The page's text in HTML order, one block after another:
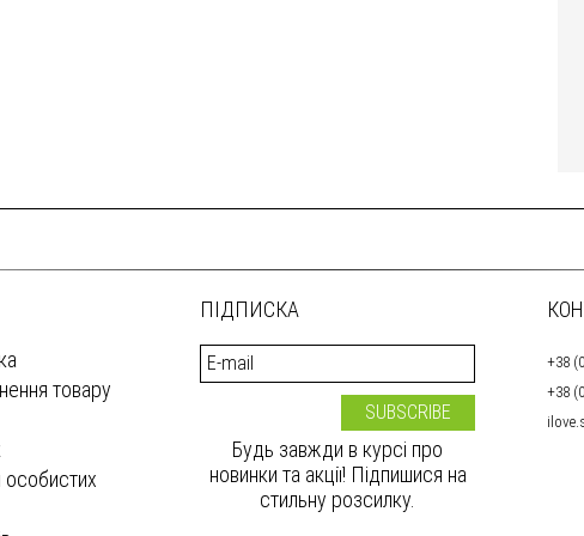
товару
ПІДПИСКА
Будь завжди в курсі про
новинки та акції! Підпишися на
стильну розсилку.
+38
+38